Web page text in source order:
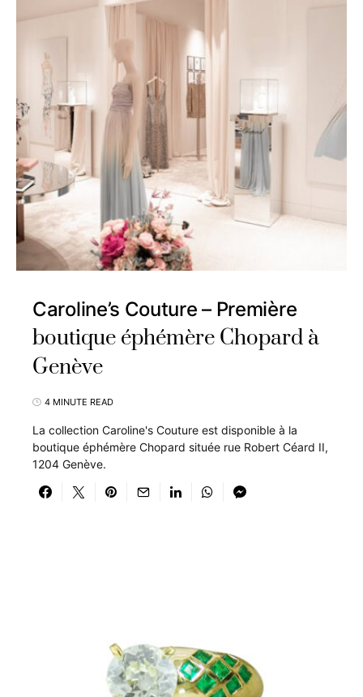
Caroline’s Couture – Première
boutique éphémère Chopard à
Genève
4 MINUTE READ
La collection Caroline's Couture est disponible à la
boutique éphémère Chopard située rue Robert Céard II,
1204 Genève.